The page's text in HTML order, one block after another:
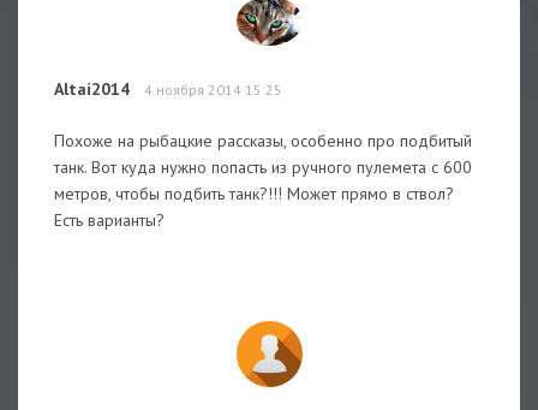
Altai2014 4 ноября 2014 15:25
Похоже на рыбацкие рассказы, особенно про подбитый
танк. Вот куда нужно попасть из ручного пулемета с 600
метров, чтобы подбить танк?!!! Может прямо в ствол?
Есть варианты?